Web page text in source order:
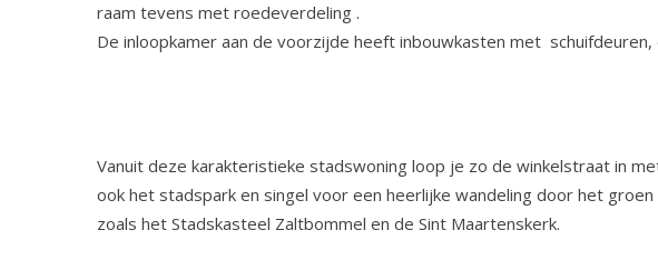
raam tevens met roedeverdeling .
De inloopkamer aan de voorzijde heeft inbouwkasten met schuifdeuren,
Vanuit deze karakteristieke stadswoning loop je zo de winkelstraat in
ook het stadspark en singel voor een heerlijke wandeling door het
zoals het Stadskasteel Zaltbommel en de Sint Maartenskerk.